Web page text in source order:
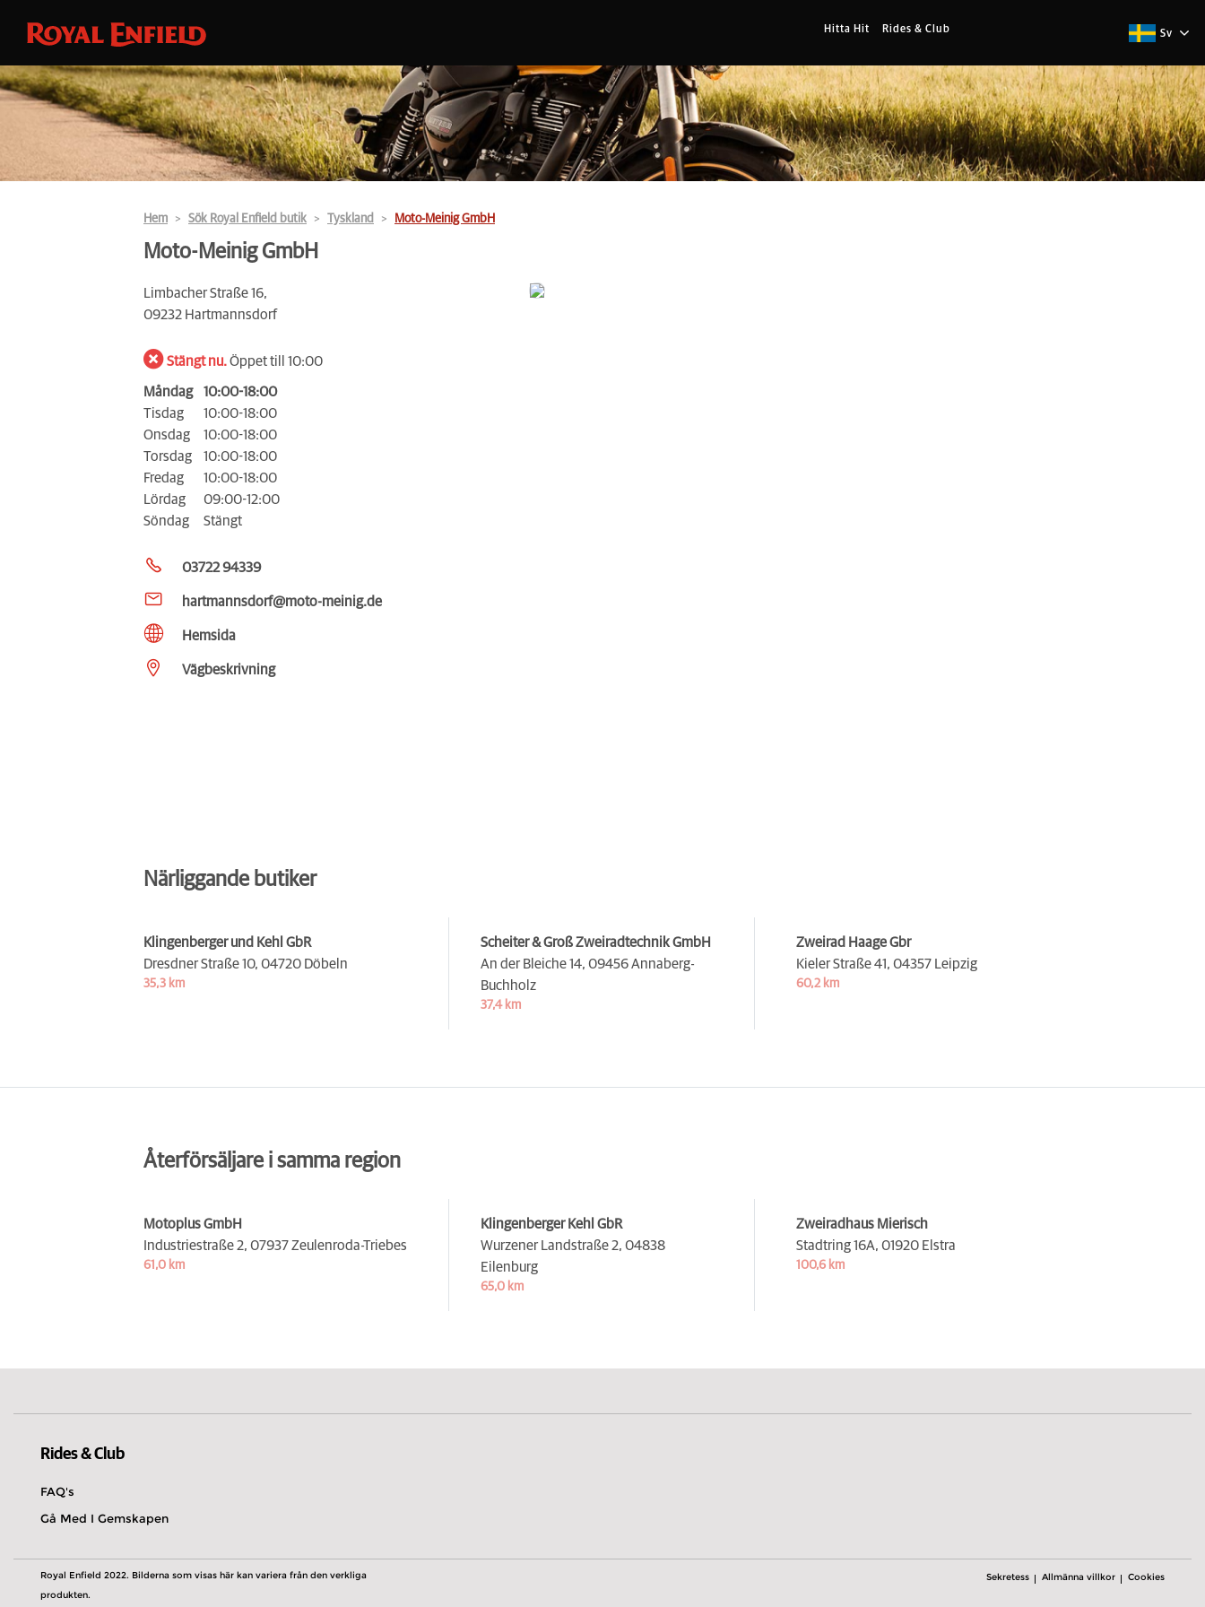
Hitta Hit Rides & Club Sv
Hem Sök Royal Enfield butik Tyskland Moto-Meinig GmbH
Moto-Meinig GmbH
Limbacher Straße 16,
09232 Hartmannsdorf
Stängt nu.Öppet till 10:00
Måndag
10:00-18:00
Tisdag
10:00-18:00
Onsdag
10:00-18:00
Torsdag
10:00-18:00
Fredag
10:00-18:00
Lördag
09:00-12:00
Söndag
Stängt
03722 94339
hartmannsdorf@moto-meinig.de
Hemsida
Vägbeskrivning
Närliggande butiker
Klingenberger und Kehl GbR
Dresdner Straße 10, 04720 Döbeln
35,3 km
Scheiter & Groß Zweiradtechnik GmbH
An der Bleiche 14, 09456 Annaberg-
Buchholz
37,4 km
Zweirad Haage Gbr
Kieler Straße 41, 04357 Leipzig
60,2 km
Återförsäljare i samma region
Motoplus GmbH
Industriestraße 2, 07937 Zeulenroda-Triebes
61,0 km
Klingenberger Kehl GbR
Wurzener Landstraße 2, 04838
Eilenburg
65,0 km
Zweiradhaus Mierisch
Stadtring 16A, 01920 Elstra
100,6 km
Rides & Club
FAQ's
Gå Med I Gemskapen
Royal Enfield 2022. Bilderna som visas här kan variera från den verkliga
produkten.
Sekretess Allmänna villkor Cookies